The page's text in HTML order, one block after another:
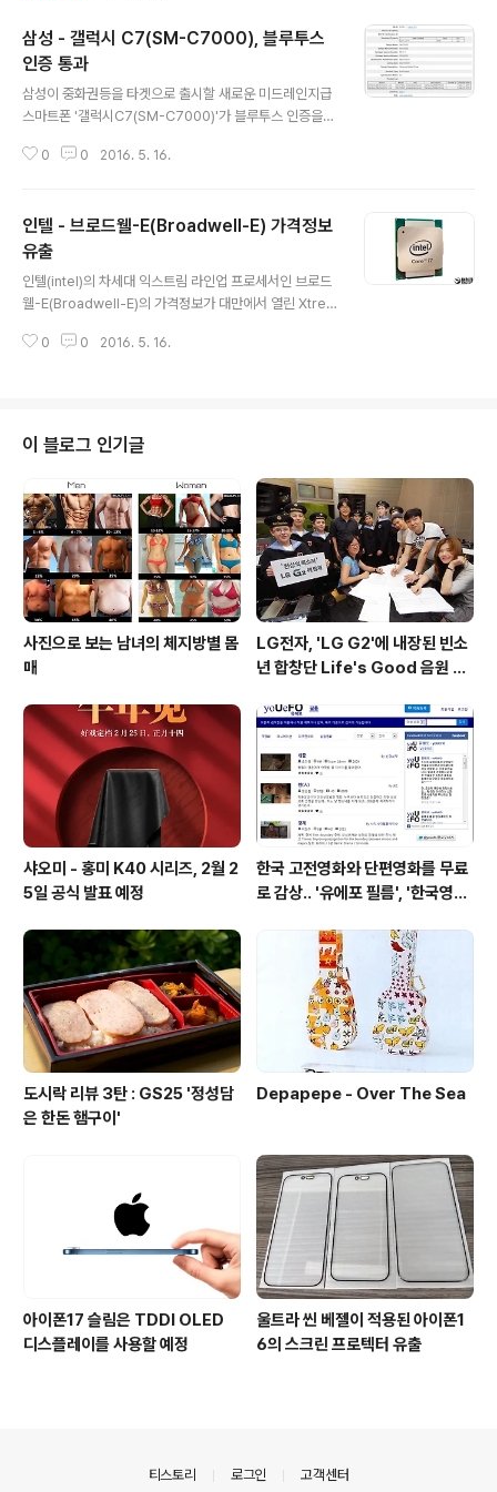
삼성 - 갤럭시 C7(SM-C7000), 블루투스
인증 통과
삼성이 중화권등을 타겟으로 출시할 새로운 미드레인지급
스마트폰 '갤럭시C7(SM-C7000)'가 블루투스 인증을
이번 인증을 통해 빠르면 이번달말 ~ 다음달중 공식중 출
및 두께 6 ~ 7mm로 슬림한 외형이 특징이며, UHQA(Ult
ra High Quality Audio) 및 에어플레이, 듀얼SIM을 지
원한채 1799위안(약 32.2만원)에 판매될 예정으로 확인
된 주요 스펙은 다음과 같습니다. 갤럭시 C7(SM-C700
0) 스펙5.7인치 FullHD(1920 * 1080) 디스플레이1.5G
hz 스냅드래곤 617 옥타코어 프로세서4..
0 0 2016. 5. 16.
인텔 - 브로드웰-E(Broadwell-E) 가격정보
유출
인텔(intel)의 차세대 익스트림 라인업 프로세서인 브로드
웰-E(Broadwell-E)의 가격정보가 대만에서 열린 Xtre
하드웰-E 프로세서에 비해 약 10 ~ 20% 가량의 성능 향
또한, 새로운 브로드웰-E 프로세서는 기존 LGA 2011-3
소켓과 호환 및 최대 2,400MHz 메모리 클럭의 DDR4를
지원되는 것이 특징이며, 소비전력은 140W로 확인되었습
니다. * 인텔 브로드웰-E 프로세서는 6월 초 개최되는 컴
퓨텍스 2016에서 공식적으로..
0 0 2016. 5. 16.
이 블로그 인기글
사진으로 보는 남녀의 체지방별 몸
매
LG전자, 'LG G2'에 내장된 빈소
년 합창단 Life's Good 음원 공
샤오미 - 홍미 K40 시리즈, 2월 2
5일 공식 발표 예정
한국 고전영화와 단편영화를 무료
로 감상.. '유에포 필름', '한국영상
도시락 리뷰 3탄 : GS25 '정성담
은 한돈 햄구이'
Depapepe - Over The Sea
아이폰17 슬림은 TDDI OLED
디스플레이를 사용할 예정
울트라 씬 베젤이 적용된 아이폰1
6의 스크린 프로텍터 유출
티스토리 로그인 고객센터